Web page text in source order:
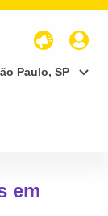
Paulo, SP
em